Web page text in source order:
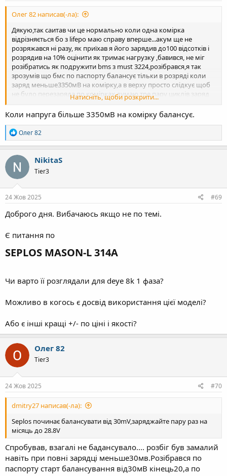
Олег 82 написав(-ла):
Дякую,так саитав чи це нормально коли одна комірка
відрізняється бо з lifepo маю справу вперше...акум ще не
розряжався ні разу, як приїхав я його зарядив до100 відсотків і
розрядив на 10% оцінити як тримає нагрузку ,бавився, не міг
розібратись як подружити bms з must 3224,розібрався,я так
зрозумів що бмс по паспорту балансує тільки в розряді коли
заряд меньше3350мВ на комірку,а в верху просто слідкує щоб
не було перезаряда по комірках,думаю тре пару циклів заряд
розряд щоб відбалансувались комірки .
Натисніть, щоби розкрити...
Коли напруга більше 3350мВ на комірку балансує.
Р
е
а
к
ц
і
ї
:
Олег 82
NikitaS
Tier3
24 Жов 2025 #69
Доброго дня. Вибачаюсь якщо не по темі.
Є питання по
SEPLOS MASON-L 314А​
Чи варто її розглядали для deye 8k 1 фаза?
Можливо в когось є досвід використання цієї моделі?
Або є інші кращі +/- по ціні і якості?
Олег 82
Tier3
24 Жов 2025 #70
dmitry27 написав(-ла):
Seplos починає балансувати від 30mV,заряджайте пару раз на
місяць до 28.8V
Спробував, взагалі не бадансувало.... розбіг був замалий
навіть при повні зарядці меньше30мв.Розібрався по
паспорту старт балансування від30мВ кінець20,а по